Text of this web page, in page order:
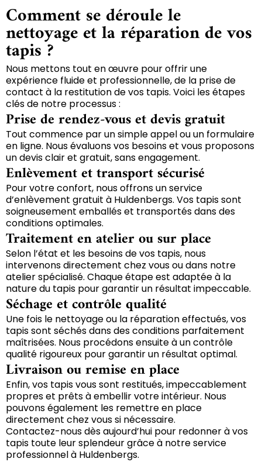
Comment se déroule le
nettoyage et la réparation de vos
tapis ?
Nous mettons tout en œuvre pour offrir une
expérience fluide et professionnelle, de la prise de
contact à la restitution de vos tapis. Voici les étapes
clés de notre processus :
Prise de rendez-vous et devis gratuit
Tout commence par un simple appel ou un formulaire
en ligne. Nous évaluons vos besoins et vous proposons
un devis clair et gratuit, sans engagement.
Enlèvement et transport sécurisé
Pour votre confort, nous offrons un service
d’enlèvement gratuit à Huldenbergs. Vos tapis sont
soigneusement emballés et transportés dans des
conditions optimales.
Traitement en atelier ou sur place
Selon l’état et les besoins de vos tapis, nous
intervenons directement chez vous ou dans notre
atelier spécialisé. Chaque étape est adaptée à la
nature du tapis pour garantir un résultat impeccable.
Séchage et contrôle qualité
Une fois le nettoyage ou la réparation effectués, vos
tapis sont séchés dans des conditions parfaitement
maîtrisées. Nous procédons ensuite à un contrôle
qualité rigoureux pour garantir un résultat optimal.
Livraison ou remise en place
Enfin, vos tapis vous sont restitués, impeccablement
propres et prêts à embellir votre intérieur. Nous
pouvons également les remettre en place
directement chez vous si nécessaire.
Contactez-nous dès aujourd’hui pour redonner à vos
tapis toute leur splendeur grâce à notre service
professionnel à Huldenbergs.